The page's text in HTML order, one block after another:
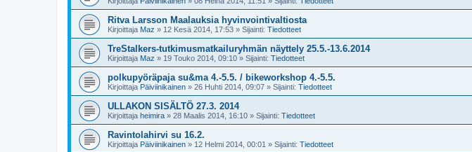
Ritva Larsson Maalauksia hyvinvointivaltiosta
Kirjoittaja Maz » 12 Kesä 2014, 17:53 » Sijainti: Tiedotteet
TreStalkers-tutkimusmatkailuryhmän näyttely 25.5.-13.6.2014
Kirjoittaja Maz » 19 Touko 2014, 09:10 » Sijainti: Tiedotteet
polkupyöräpaja su&ma 4.-5.5. / bikeworkshop 4.-5.5.
Kirjoittaja Päiviinikainen » 26 Huhti 2014, 09:07 » Sijainti: Tiedotteet
ULLAKON SISÄLTÖ 27.3. 2014
Kirjoittaja heimira » 28 Maalis 2014, 16:10 » Sijainti: Tiedotteet
Ravintolahirvi su 16.2.
Kirjoittaja Päiviinikainen » 12 Helmi 2014, 00:01 » Sijainti: Tiedotteet